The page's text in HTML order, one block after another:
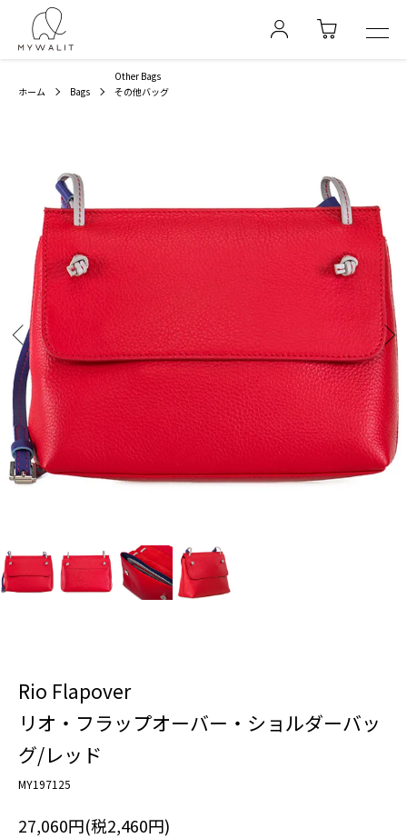
ホーム Bags
Other Bags
その他バッグ
Rio Flapover
リオ・フラップオーバー・ショルダーバッ
グ/レッド
MY197125
27,060円(税2,460円)